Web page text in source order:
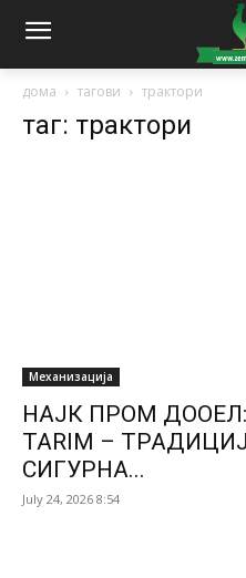
дома тагови трактори
таг: трактори
Механизација
НАЈК ПРОМ ДООЕЛ:
TARIM –
СИГУРНА...
July 24, 2026 8:54